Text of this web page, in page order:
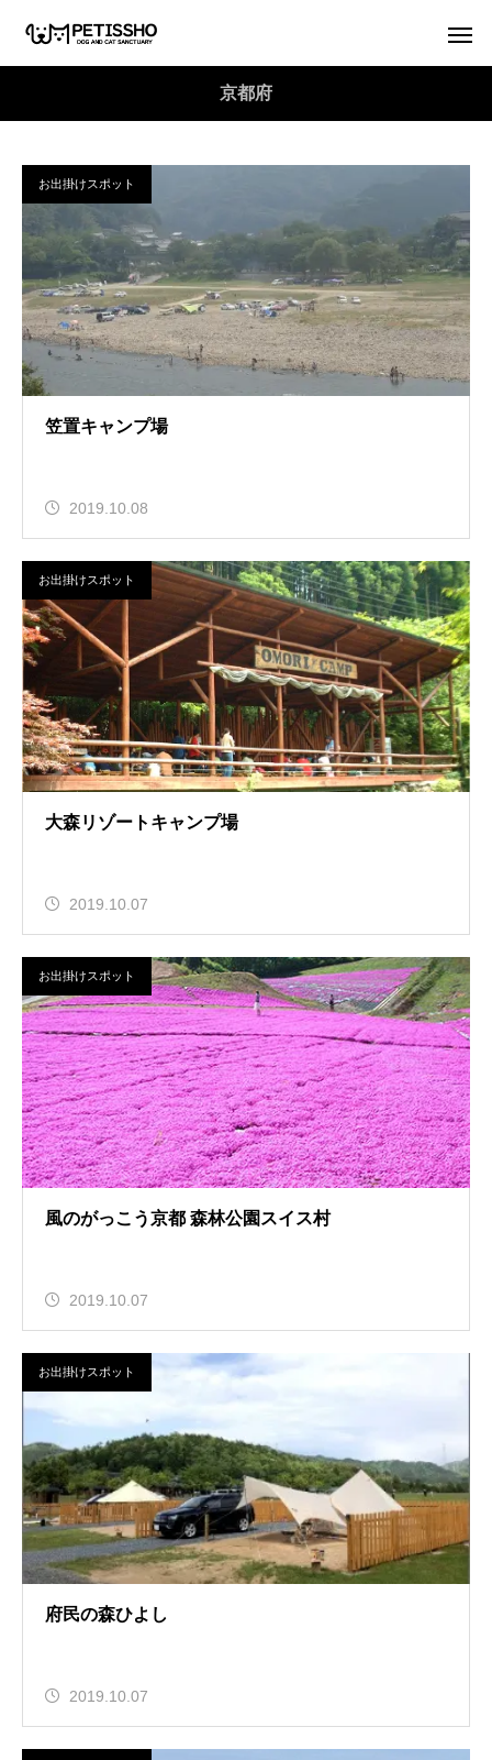
京都府
お出掛けスポット
笠置キャンプ場
2019.10.08
お出掛けスポット
大森リゾートキャンプ場
2019.10.07
お出掛けスポット
風のがっこう京都 森林公園スイス村
2019.10.07
お出掛けスポット
府民の森ひよし
2019.10.07